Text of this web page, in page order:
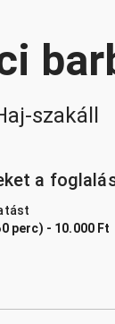
szakáll
a
perc) - 10.000 Ft